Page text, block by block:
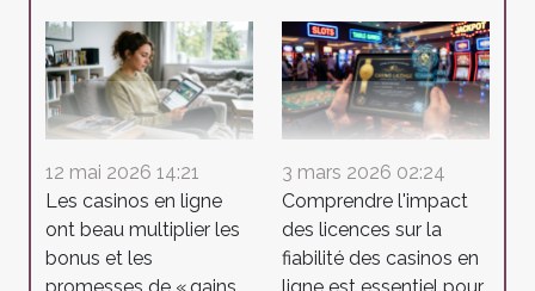
12 mai 2026 14:21
Les casinos en ligne
ont beau multiplier les
bonus et les
3 mars 2026 02:24
Comprendre l'impact
des licences sur la
fiabilité des casinos en